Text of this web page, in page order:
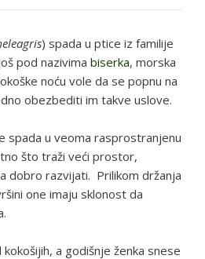
) spada u ptice iz familije
pod nazivima biserka, morska
noću vole da se popnu na
obezbediti im takve uslove.
spada u veoma rasprostranjenu
što traži veći prostor,
dobro razvijati. Prilikom držanja
one imaju sklonost da
a godišnje ženka snese